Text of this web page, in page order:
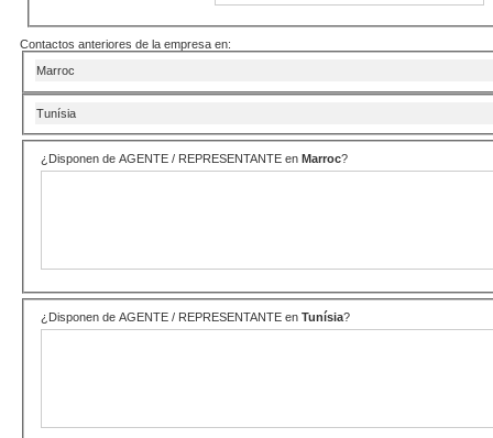
Contactos anteriores de la empresa en:
Marroc
Tunísia
¿Disponen de AGENTE / REPRESENTANTE en Marroc?
¿Disponen de AGENTE / REPRESENTANTE en Tunísia?